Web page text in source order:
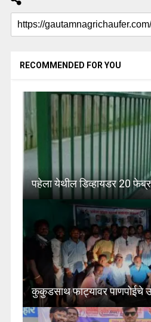
RECOMMENDED FOR YOU
पहेला येथील डिव्हायडर 20
कुकुडसाथ फाट्यावर पाणपोईचे